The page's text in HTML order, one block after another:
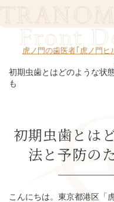
Front
虎ノ門の歯医者｢虎ノ門ヒ
初期虫歯とはどのような状
も
初期虫歯とは
法と予防の
こんにちは。東京都港区「